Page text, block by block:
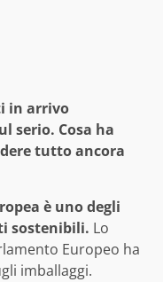
in arrivo
serio. Cosa ha
tutto ancora
è uno degli
sostenibili. Lo
Europeo ha
imballaggi.